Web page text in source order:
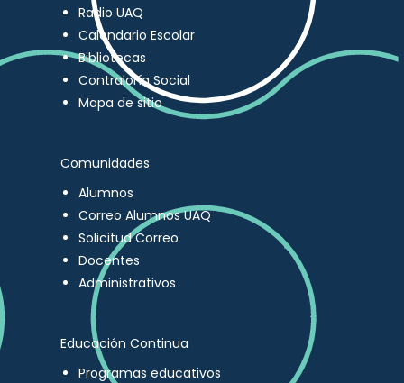
Radio UAQ
Calendario Escolar
Bibliotecas
Contraloría Social
Mapa de sitio
Comunidades
Alumnos
Correo Alumnos UAQ
Solicitud Correo
Docentes
Administrativos
Educación Continua
Programas educativos